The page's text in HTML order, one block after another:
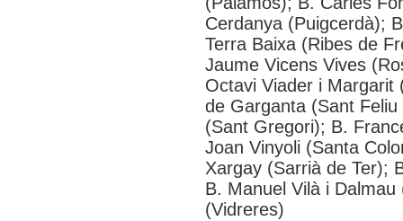
Cerdanya (Puigcerdà);
Terra Baixa (Ribes de
Jaume Vicens Vives
Octavi Viader i
de Garganta (Sant
(Sant Gregori); B.
Joan Vinyoli (Santa
Xargay (Sarrià de Ter);
B. Manuel Vilà i
(Vidreres)